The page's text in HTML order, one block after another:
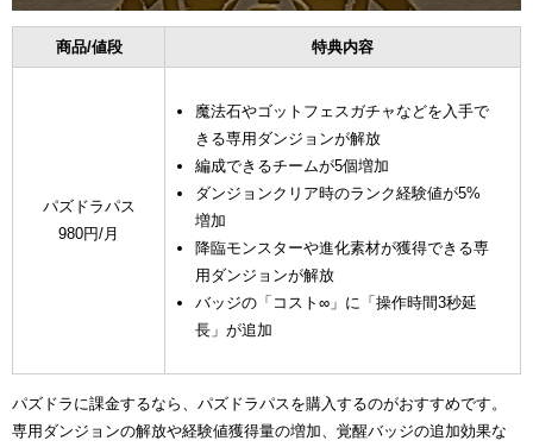
商品/値段 特典内容
パズドラパス
980円/月
魔法石やゴットフェスガチャなどを入手で
きる専用ダンジョンが解放
編成できるチームが5個増加
ダンジョンクリア時のランク経験値が5%
増加
降臨モンスターや進化素材が獲得できる専
用ダンジョンが解放
バッジの「コスト∞」に「操作時間3秒延
長」が追加
パズドラに課金するなら、パズドラパスを購入するのがおすすめです。
専用ダンジョンの解放や経験値獲得量の増加、覚醒バッジの追加効果な